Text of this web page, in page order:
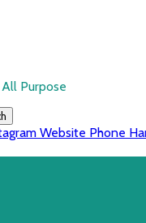
Purpose
Website Phone